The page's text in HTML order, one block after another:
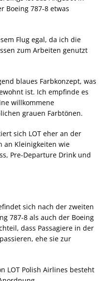
Boeing 787-8 etwas
Flug egal, da ich die
zum Arbeiten genutzt
blaues Farbkonzept, was
ist. Ich empfinde es
willkommene
grauen Farbtönen.
sich LOT eher an der
an Kleinigkeiten wie
Pre-Departure Drink und
sich nach der zweiten
787-8 als auch der Boeing
dass Passagiere in der
ehe sie zur
LOT Polish Airlines besteht